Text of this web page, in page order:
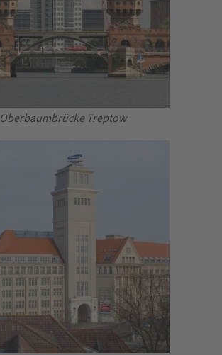
Oberbaumbrücke Treptow